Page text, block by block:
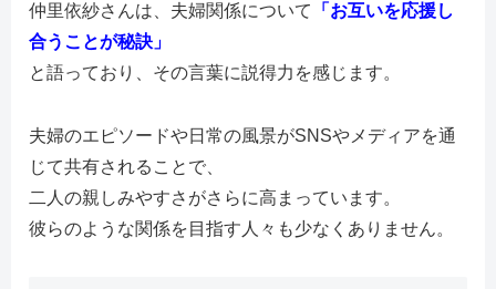
仲里依紗さんは、夫婦関係について
「お互いを応援し
合うことが秘訣」
と語っており、その言葉に説得力を感じます。
夫婦のエピソードや日常の風景がSNSやメディアを通
じて共有されることで、
二人の親しみやすさがさらに高まっています。
彼らのような関係を目指す人々も少なくありません。